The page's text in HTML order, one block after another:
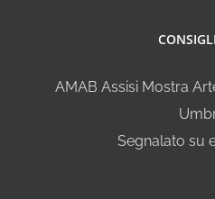
AMAB Assisi Mostra
Segnalato su